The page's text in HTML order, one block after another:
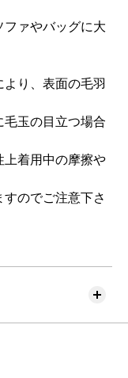
ファやバッグに大
り、表面の毛羽
玉の目立つ場合
上着用中の摩擦や
のでご注意下さ